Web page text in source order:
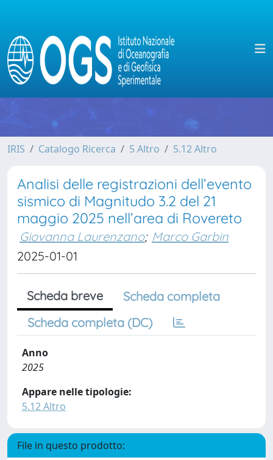
IRIS Catalogo Ricerca 5 Altro 5.12 Altro
Analisi delle registrazioni dell’evento
sismico di Magnitudo 3.2 del 21
maggio 2025 nell’area di Rovereto
Giovanna Laurenzano; Marco Garbin
2025-01-01
Scheda breve
Scheda completa
Scheda completa (DC)
Anno
2025
Appare nelle tipologie:
5.12 Altro
File in questo prodotto: